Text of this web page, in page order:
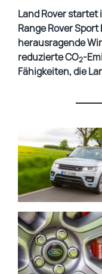
Land Rover
Range Rover
herausragende
reduzierte CO2-
Fähigkeiten, die